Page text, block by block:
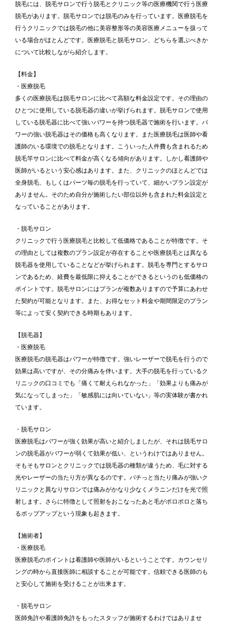
脱毛には、脱毛サロンで行う脱毛とクリニック等の医療機関で行う医療
脱毛があります。脱毛サロンでは脱毛のみを行っています。医療脱毛を
行うクリニックでは脱毛の他に美容整形等の美容医療メニューを扱って
いる場合がほとんどです。医療脱毛と脱毛サロン、どちらを選ぶべきか
について比較しながら紹介します。
【料金】
・医療脱毛
多くの医療脱毛は脱毛サロンに比べて高額な料金設定です。その理由の
ひとつに使用している脱毛器の違いが挙げられます。脱毛サロンで使用
している脱毛器に比べて強いパワーを持つ脱毛器で施術を行います。パ
ワーの強い脱毛器はその価格も高くなります。また医療脱毛は医師や看
護師のいる環境での脱毛となります。こういった人件費も含まれるため
脱毛竿サロンに比べて料金が高くなる傾向があります。しかし看護師や
医師がいるという安心感はあります。また、クリニックのほとんどでは
全身脱毛、もしくはパーツ毎の脱毛を行っていて、細かいプラン設定が
ありません。そのため自分が施術したい部位以外も含まれた料金設定と
なっていることがあります。
・脱毛サロン
クリニックで行う医療脱毛と比較して低価格であることが特徴です。そ
の理由としては複数のプラン設定が存在することや医療脱毛とは異なる
脱毛器を使用していることなどが挙げられます。脱毛を専門とするサロ
ンであるため、経費を最低限に抑えることができるというのも低価格の
ポイントです。脱毛サロンにはプランが複数ありますので予算にあわせ
た契約が可能となります。また、お得なセット料金や期間限定のプラン
等によって安く契約できる時期もあります。
【脱毛器】
・医療脱毛
医療脱毛の脱毛器はパワーが特徴です。強いレーザーで脱毛を行うので
効果は高いですが、その分痛みを伴います。大手の脱毛を行っているク
リニックの口コミでも「痛くて耐えられなかった」「効果よりも痛みが
気になってしまった」「敏感肌には向いていない」等の実体験が書かれ
ています。
・脱毛サロン
医療脱毛はパワーが強く効果が高いと紹介しましたが、それは脱毛サロ
ンの脱毛器がパワーが弱くて効果が低い、というわけではありません。
そもそもサロンとクリニックでは脱毛器の種類が違うため、毛に対する
光やレーザーの当たり方が異なるのです。バチっと当たり痛みが強いク
リニックと異なりサロンでは痛みがかなり少なくメラニンだけを光で照
射します。さらに特徴として照射をおこなったあと毛がポロポロと落ち
るポップアップという現象も起きます。
【施術者】
・医療脱毛
医療脱毛のポイントは看護師や医師がいるということです。カウンセリ
ングの時から直接医師に相談することが可能です。信頼できる医師のも
と安心して施術を受けることが出来ます。
・脱毛サロン
医師免許や看護師免許をもったスタッフが施術するわけではありませ